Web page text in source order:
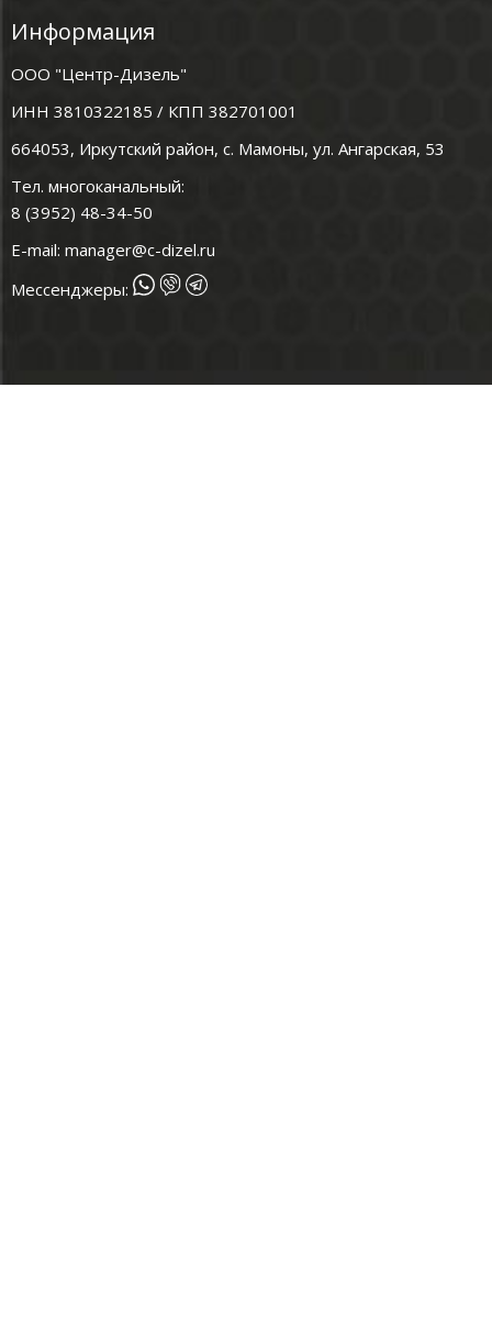
Информация
ООО "Центр-Дизель"
ИНН 3810322185 / КПП 382701001
664053, Иркутский район, с. Мамоны, ул. Ангарская, 53
Тел. многоканальный:
8 (3952) 48-34-50
E-mail: manager@c-dizel.ru
Мессенджеры: